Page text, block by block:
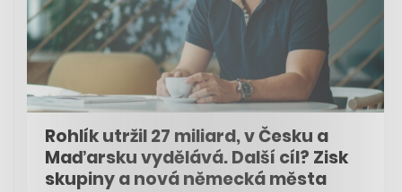
Rohlík utržil 27 miliard, v Česku a
Maďarsku vydělává. Další cíl? Zisk
skupiny a nová německá města